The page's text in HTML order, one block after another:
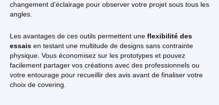
changement d’éclairage pour observer votre projet sous tous les
angles.
Les avantages de ces outils permettent une flexibilité des
essais en testant une multitude de designs sans contrainte
physique. Vous économisez sur les prototypes et pouvez
facilement partager vos créations avec des professionnels ou
votre entourage pour recueillir des avis avant de finaliser votre
choix de covering.